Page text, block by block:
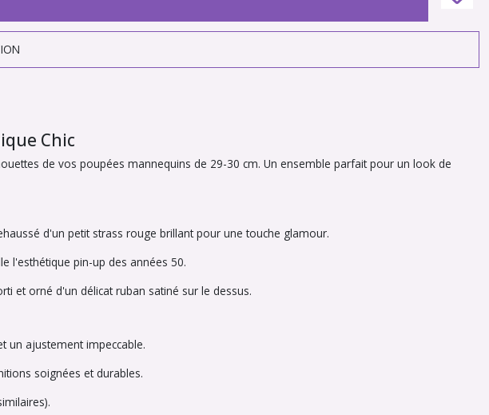
Chic
de vos poupées mannequins de 29-30 cm. Un ensemble parfait pour un look de
d'un petit strass rouge brillant pour une touche glamour.
l'esthétique pin-up des années 50.
et orné d'un délicat ruban satiné sur le dessus.
un ajustement impeccable.
soignées et durables.